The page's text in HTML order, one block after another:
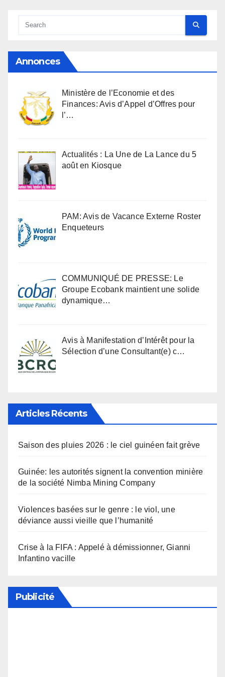
Annonces
Ministère de l’Economie et des
Finances: Avis d’Appel d’Offres pour
l’…
Actualités : La Une de La Lance du 5
août en Kiosque
PAM: Avis de Vacance Externe Roster
Enqueteurs
COMMUNIQUÉ DE PRESSE: Le
Groupe Ecobank maintient une solide
dynamique…
Avis à Manifestation d’Intérêt pour la
Sélection d’une Consultant(e) c…
Articles Récents
Saison des pluies 2026 : le ciel guinéen fait grève
Guinée: les autorités signent la convention minière
de la société Nimba Mining Company
Violences basées sur le genre : le viol, une
déviance aussi vieille que l’humanité
Crise à la FIFA : Appelé à démissionner, Gianni
Infantino vacille
Publicité